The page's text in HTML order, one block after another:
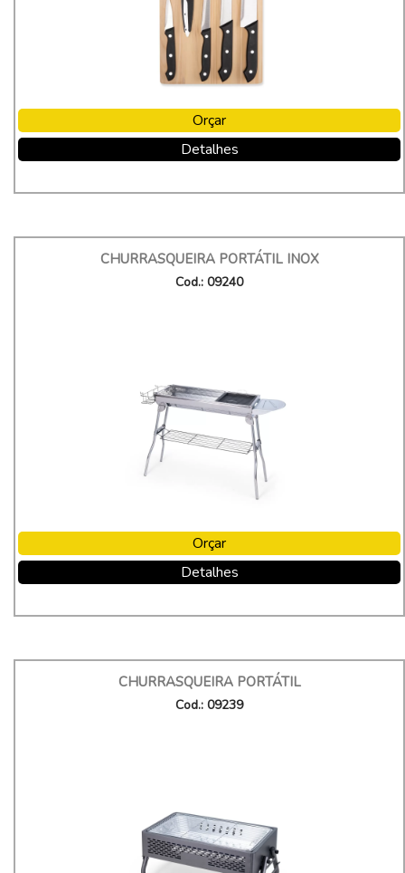
Orçar
Detalhes
CHURRASQUEIRA PORTÁTIL INOX
Cod.: 09240
Orçar
Detalhes
CHURRASQUEIRA PORTÁTIL
Cod.: 09239